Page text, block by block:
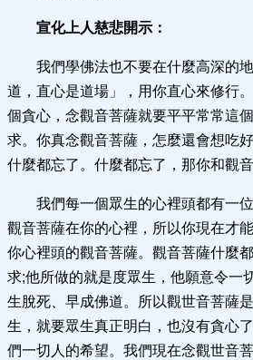
宣化上人慈悲開示：
我們學佛法也不要在什麼高深的
道，直心是道場」，用你直心來修行
個貪心，念觀音菩薩就要平平常常這
求。你真念觀音菩薩，怎麼還會想吃
什麼都忘了。什麼都忘了，那你和觀
我們每一個眾生的心裡頭都有一
觀音菩薩在你的心裡，所以你現在才
你心裡頭的觀音菩薩。觀音菩薩什麼
求;他所做的就是度眾生，他願意令一
生脫死、早成佛道。所以觀世音菩薩
生，就要眾生真正明白，也沒有貪心
們一切人的希望。我們現在念觀世音